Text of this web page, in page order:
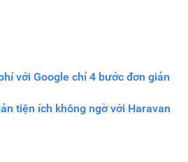
với Google chỉ 4 bước đơn giản
tiện ích không ngờ với Haravan